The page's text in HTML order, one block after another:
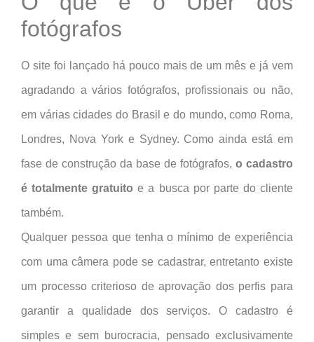
fotógrafos
O site foi lançado há pouco mais de um mês e já vem
agradando a vários fotógrafos, profissionais ou não,
em várias cidades do Brasil e do mundo, como Roma,
Londres, Nova York e Sydney. Como ainda está em
fase de construção da base de fotógrafos, o cadastro
é totalmente gratuito e a busca por parte do cliente
também.
Qualquer pessoa que tenha o mínimo de experiência
com uma câmera pode se cadastrar, entretanto existe
um processo criterioso de aprovação dos perfis para
garantir a qualidade dos serviços. O cadastro é
simples e sem burocracia, pensado exclusivamente